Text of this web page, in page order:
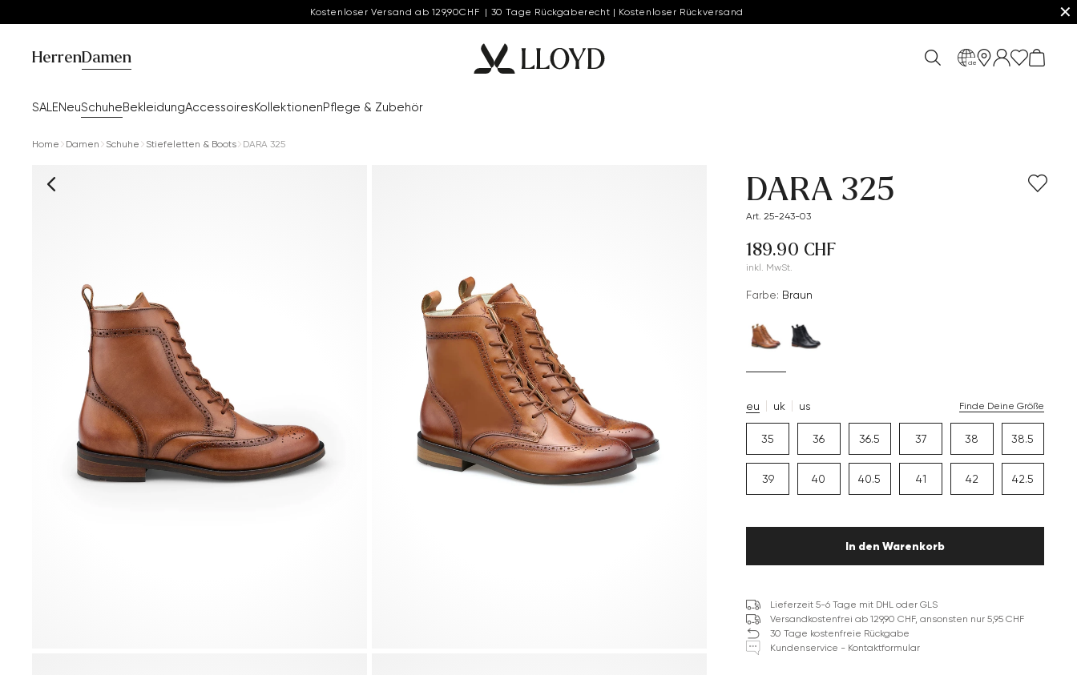
Kostenloser Versand ab 129,90CHF | 30 Tage Rückgaberecht | Kostenloser Rückversand ✕
HerrenDamen
SALENeuSchuheBekleidungAccessoiresKollektionenPflege & Zubehör
de
Home Damen Schuhe Stiefeletten & Boots DARA 325
DARA 325
Art. 25-243-03
189.90 CHF
inkl. MwSt.
Farbe: Braun
eu uk us Finde Deine Größe
35 36 36.5 37 38 38.5
39 40 40.5 41 42 42.5
In den Warenkorb
Lieferzeit 5-6 Tage mit DHL oder GLS
Versandkostenfrei ab 129,90 CHF, ansonsten nur 5,95 CHF
30 Tage kostenfreie Rückgabe
Kundenservice - Kontaktformular